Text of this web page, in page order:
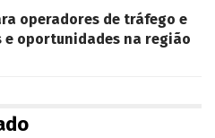
operadores de tráfego e
e oportunidades na região